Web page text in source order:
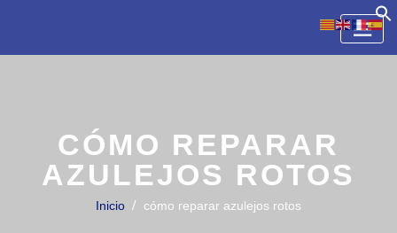
content
CÓMO REPARAR
AZULEJOS ROTOS
Inicio cómo reparar azulejos rotos